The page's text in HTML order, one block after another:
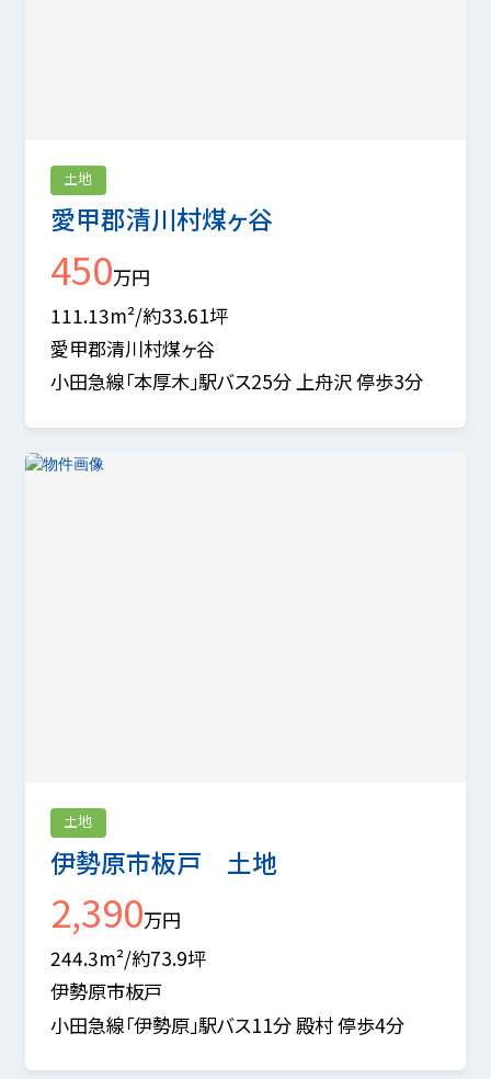
愛甲郡清川村煤ヶ谷
土地
450万円
111.13m²/約33.61坪
愛甲郡清川村煤ヶ谷
小田急線「本厚木」駅バス25分 上舟沢 停歩3分
伊勢原市板戸 土地
土地
2,390万円
244.3m²/約73.9坪
伊勢原市板戸
小田急線「伊勢原」駅バス11分 殿村 停歩4分